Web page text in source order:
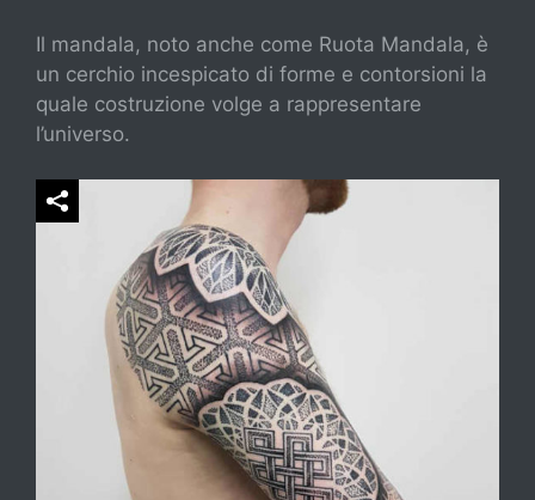
Il mandala, noto anche come Ruota Mandala, è
un cerchio incespicato di forme e contorsioni la
quale costruzione volge a rappresentare
l’universo.